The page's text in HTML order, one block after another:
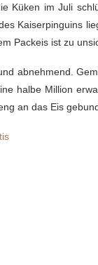
Küken im Juli
Kaiserpinguins
Packeis ist zu
abnehmend.
halbe Million
an das Eis